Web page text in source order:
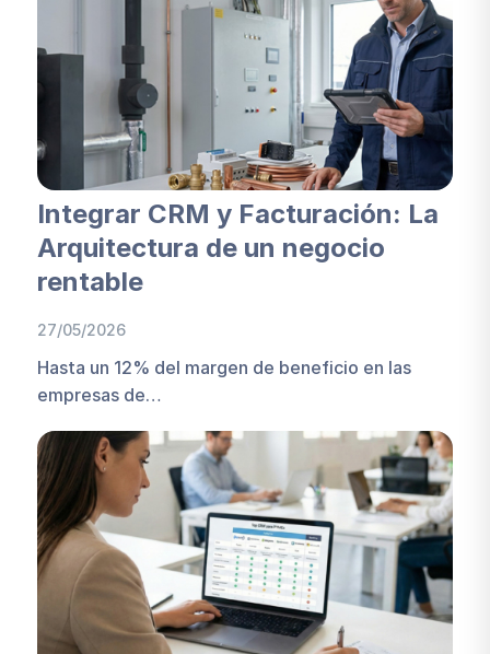
Integrar CRM y Facturación: La
Arquitectura de un negocio
rentable
27/05/2026
Hasta un 12% del margen de beneficio en las
empresas de…